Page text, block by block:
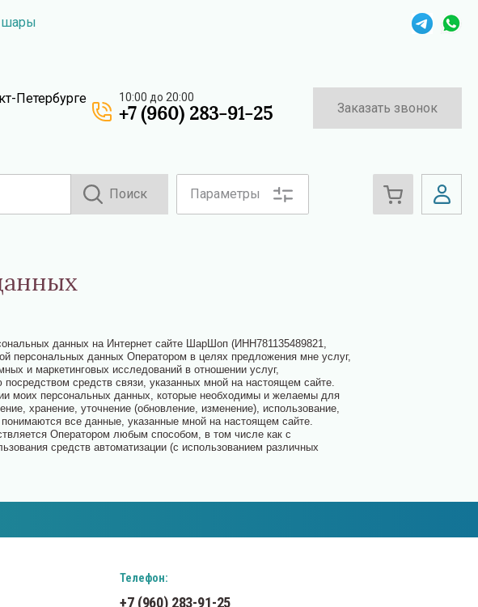
шары
Петербурге
Заказать звонок
10:00 до 20:00
+7 (960) 283-91-25
Поиск Параметры
данных на Интернет сайте ШарШоп (ИНН781135489821,
персональных данных Оператором в целях предложения мне услуг,
и маркетинговых исследований в отношении услуг,
средств связи, указанных мной на настоящем сайте.
моих персональных данных, которые необходимы и желаемы для
хранение, уточнение (обновление, изменение), использование,
все данные, указанные мной на настоящем сайте.
Оператором любым способом, в том числе как с
средств автоматизации (с использованием различных
Телефон:
+7 (960) 283-91-25